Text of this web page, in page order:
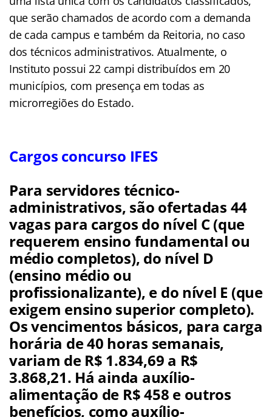
que serão chamados de acordo com a demanda
de cada campus e também da Reitoria, no caso
dos técnicos administrativos. Atualmente, o
Instituto possui 22 campi distribuídos em 20
municípios, com presença em todas as
microrregiões do Estado.
Cargos concurso IFES
Para servidores técnico-
administrativos, são ofertadas 44
vagas para cargos do nível C (que
requerem ensino fundamental ou
médio completos), do nível D
(ensino médio ou
profissionalizante), e do nível E (que
exigem ensino superior completo).
Os vencimentos básicos, para carga
horária de 40 horas semanais,
variam de R$ 1.834,69 a R$
3.868,21. Há ainda auxílio-
alimentação de R$ 458 e outros
benefícios, como auxílio-